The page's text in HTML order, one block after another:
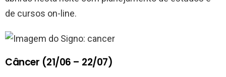
de cursos on-line.
Câncer (21/06 – 22/07)